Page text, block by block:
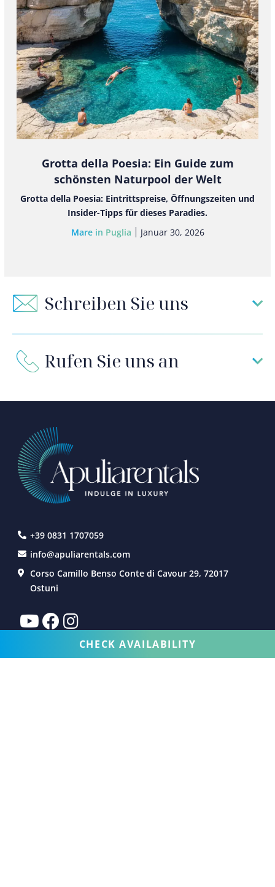
CHECK AVAILABILITY
Grotta della Poesia: Ein Guide zum
schönsten Naturpool der Welt
Grotta della Poesia: Eintrittspreise, Öffnungszeiten und
Insider-Tipps für dieses Paradies.
Mare in Puglia
Januar 30, 2026
Schreiben Sie uns
Rufen Sie uns an
+39 0831 1707059
info@apuliarentals.com
Corso Camillo Benso Conte di Cavour 29, 72017
Ostuni